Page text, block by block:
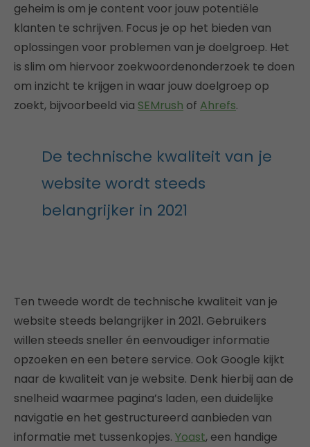
geheim is om je content voor jouw potentiële
klanten te schrijven. Focus je op het bieden van
oplossingen voor problemen van je doelgroep. Het
is slim om hiervoor zoekwoordenonderzoek te doen
om inzicht te krijgen in waar jouw doelgroep op
zoekt, bijvoorbeeld via SEMrush of Ahrefs.
De technische kwaliteit van je
website wordt steeds
belangrijker in 2021
Ten tweede wordt de technische kwaliteit van je
website steeds belangrijker in 2021. Gebruikers
willen steeds sneller én eenvoudiger informatie
opzoeken en een betere service. Ook Google kijkt
naar de kwaliteit van je website. Denk hierbij aan de
snelheid waarmee pagina’s laden, een duidelijke
navigatie en het gestructureerd aanbieden van
informatie met tussenkopjes. Yoast, een handige